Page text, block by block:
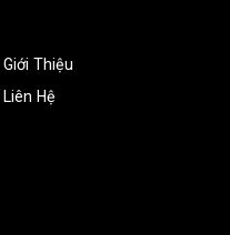
Giới Thiệu
Liên Hệ